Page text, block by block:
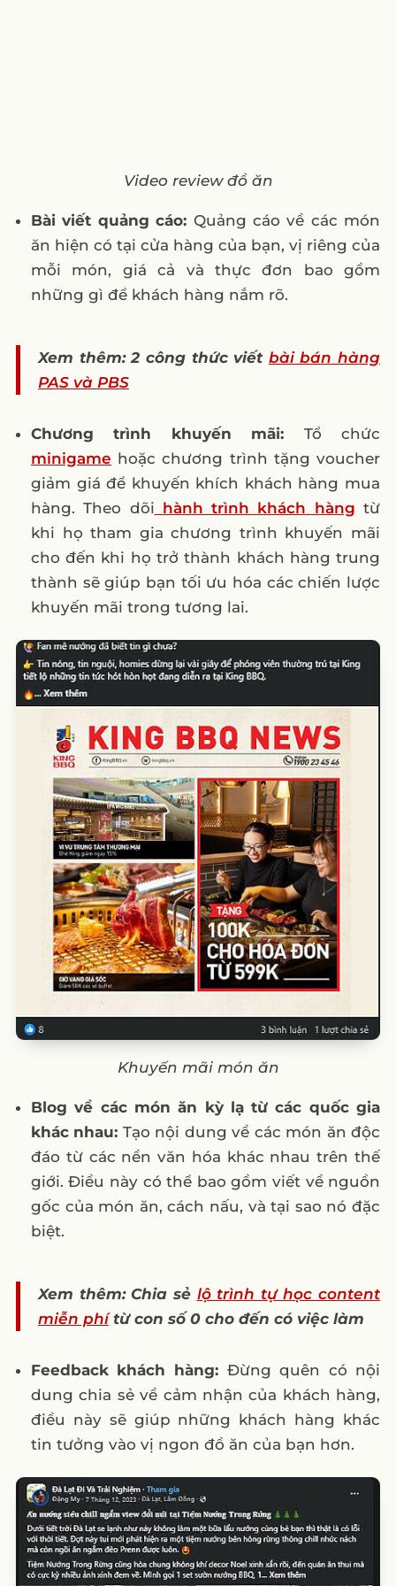
Video review đồ ăn
Bài viết quảng cáo: Quảng cáo về các món
ăn hiện có tại cửa hàng của bạn, vị riêng của
mỗi món, giá cả và thực đơn bao gồm
những gì để khách hàng nắm rõ.
Xem thêm: 2 công thức viết bài bán hàng
PAS và PBS
Chương trình khuyến mãi: Tổ chức
minigame hoặc chương trình tặng voucher
giảm giá để khuyến khích khách hàng mua
hàng. Theo dõi hành trình khách hàng từ
khi họ tham gia chương trình khuyến mãi
cho đến khi họ trở thành khách hàng trung
thành sẽ giúp bạn tối ưu hóa các chiến lược
khuyến mãi trong tương lai.
Khuyến mãi món ăn
Blog về các món ăn kỳ lạ từ các quốc gia
khác nhau: Tạo nội dung về các món ăn độc
đáo từ các nền văn hóa khác nhau trên thế
giới. Điều này có thể bao gồm viết về nguồn
gốc của món ăn, cách nấu, và tại sao nó đặc
biệt.
Xem thêm: Chia sẻ lộ trình tự học content
miễn phítừ con số 0 cho đến có việc làm
Feedback khách hàng:Đừng quên có nội
dung chia sẻ về cảm nhận của khách hàng,
điều này sẽ giúp những khách hàng khác
tin tưởng vào vị ngon đồ ăn của bạn hơn.